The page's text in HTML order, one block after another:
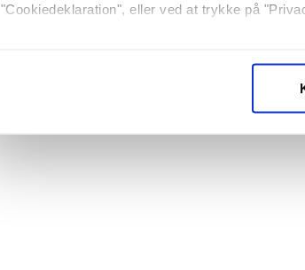
"Cookiedeklaration", eller ved at trykke på
Identificere din enhed baseret på en